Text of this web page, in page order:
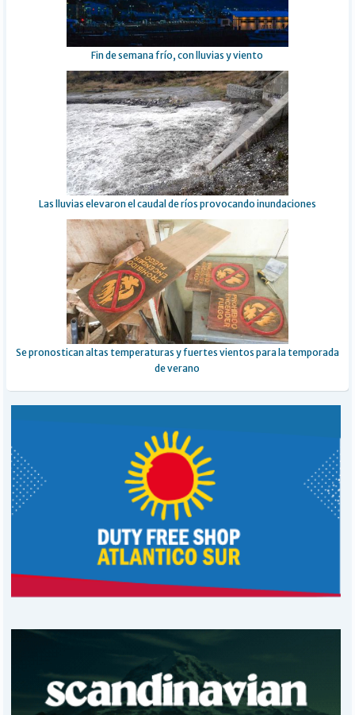
Fin de semana frío, con lluvias y viento
Las lluvias elevaron el caudal de ríos provocando inundaciones
Se pronostican altas temperaturas y fuertes vientos para la temporada
de verano